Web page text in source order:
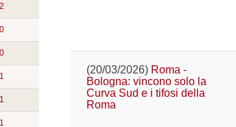
(20/03/2026) Roma -
Bologna: vincono solo la
Curva Sud e i tifosi della
Roma